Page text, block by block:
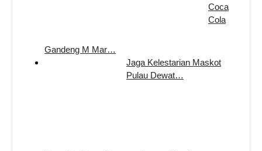
Coca
Cola
Gandeng M Mar…
Jaga Kelestarian Maskot
Pulau Dewat…